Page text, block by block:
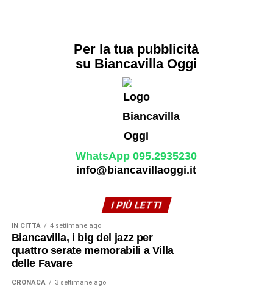
Per la tua pubblicità
su Biancavilla Oggi
WhatsApp 095.2935230
info@biancavillaoggi.it
I PIÙ LETTI
IN CITTÀ 4 settimane ago
Biancavilla, i big del jazz per
quattro serate memorabili a Villa
delle Favare
CRONACA 3 settimane ago